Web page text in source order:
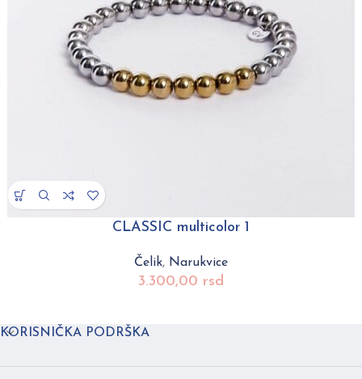
CLASSIC multicolor 1
Čelik, Narukvice
3.300,00 rsd
KORISNIČKA PODRŠKA